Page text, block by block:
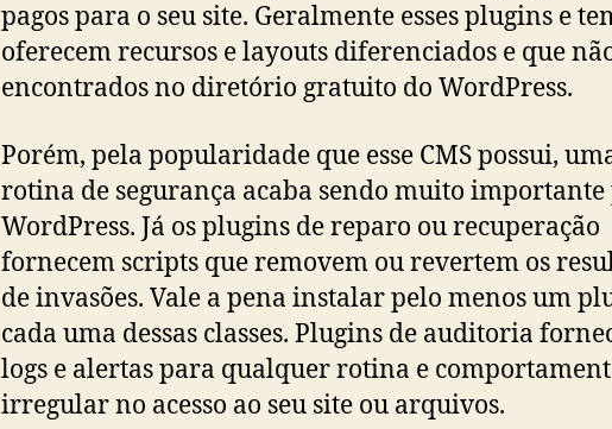
pagos para o seu site. Geralmente esses plugins e
oferecem recursos e layouts diferenciados e que
encontrados no diretório gratuito do WordPress.
Porém, pela popularidade que esse CMS possui,
rotina de segurança acaba sendo muito importante
WordPress. Já os plugins de reparo ou recuperação
fornecem scripts que removem ou revertem os
de invasões. Vale a pena instalar pelo menos um
cada uma dessas classes. Plugins de auditoria
logs e alertas para qualquer rotina e
irregular no acesso ao seu site ou arquivos.